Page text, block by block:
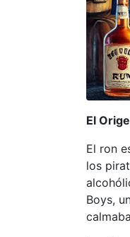
El
El ron
los
Boys,